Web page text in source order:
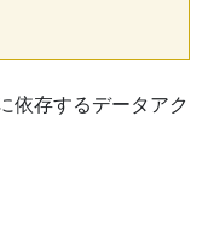
依存するデータアク